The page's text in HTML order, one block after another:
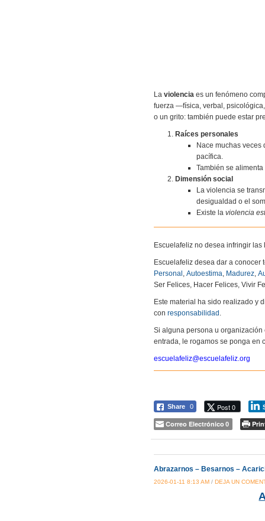
La violencia es un fenómeno
fuerza —física, verbal,
o un grito: también puede estar
Raíces personales
Nace muchas
pacífica.
También se
Dimensión social
La violencia se
desigualdad o el
Existe la violencia
Escuelafeliz no desea infringir
Escuelafeliz desea dar a
Personal , Autoestima, Madurez,
Ser Felices, Hacer Felices, Vivir
Este material ha sido realizado y
con responsabilidad .
Si alguna persona u
entrada, le rogamos se ponga en
escuelafeliz@escuelafeliz.org
Share 0 Post 0
Correo Electrónico 0
Abrazarnos – Besarnos –
2026-01-11 8:13 AM / DEJA UN